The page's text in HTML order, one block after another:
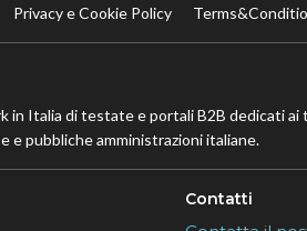
Privacy e Cookie Policy
in Italia di testate e portali B2B dedicati ai
e pubbliche amministrazioni italiane.
Contatti